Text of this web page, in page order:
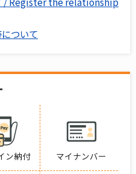
ついて
ン納付 マイナンバー